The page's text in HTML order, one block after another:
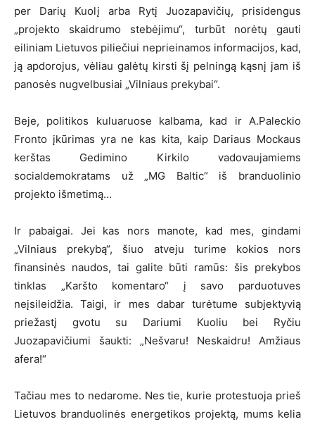
per Darių Kuolį arba Rytį Juozapavičių, prisidengus
„projekto skaidrumo stebėjimu“, turbūt norėtų gauti
eiliniam Lietuvos piliečiui neprieinamos informacijos, kad,
ją apdorojus, vėliau galėtų kirsti šį pelningą kąsnį jam iš
panosės nugvelbusiai „Vilniaus prekybai“.
Beje, politikos kuluaruose kalbama, kad ir A.Paleckio
Fronto įkūrimas yra ne kas kita, kaip Dariaus Mockaus
kerštas Gedimino Kirkilo vadovaujamiems
socialdemokratams už „MG Baltic“ iš branduolinio
projekto išmetimą…
Ir pabaigai. Jei kas nors manote, kad mes, gindami
„Vilniaus prekybą“, šiuo atveju turime kokios nors
finansinės naudos, tai galite būti ramūs: šis prekybos
tinklas „Karšto komentaro“ į savo parduotuves
neįsileidžia. Taigi, ir mes dabar turėtume subjektyvią
priežastį gvotu su Dariumi Kuoliu bei Ryčiu
Juozapavičiumi šaukti: „Nešvaru! Neskaidru! Amžiaus
afera!“
Tačiau mes to nedarome. Nes tie, kurie protestuoja prieš
Lietuvos branduolinės energetikos projektą, mums kelia